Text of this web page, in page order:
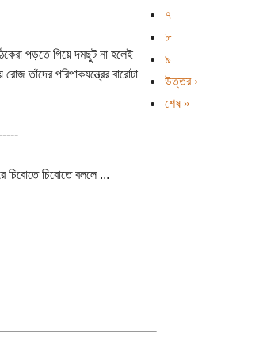
পড়তে গিয়ে দমছুট না হলেই
তাঁদের পরিপাকযন্ত্রের বারোটা
চিবোতে চিবোতে বললে ...
৭
৮
৯
উত্তর ›
শেষ »